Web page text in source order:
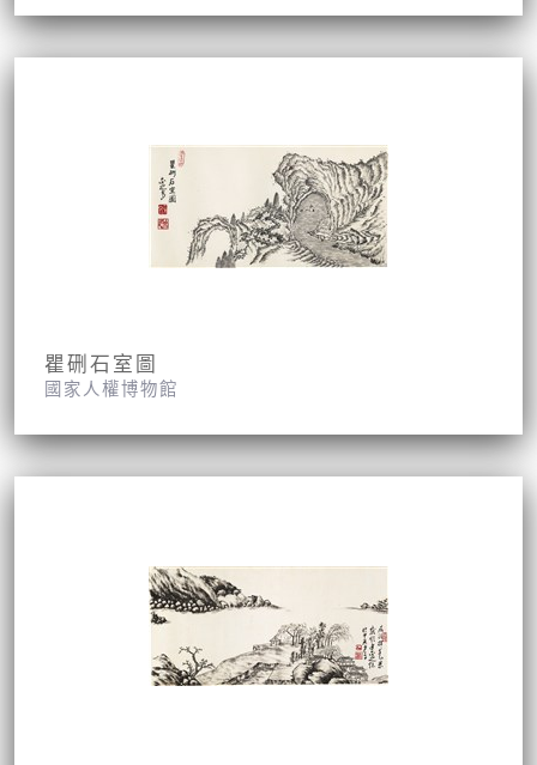
瞿硎石室圖
國家人權博物館